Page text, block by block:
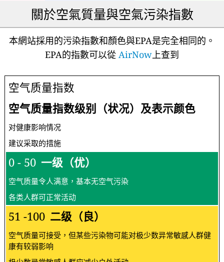
關於空氣質量與空氣污染指數
本網站採用的污染指數和顏色與EPA是完全相同的。
EPA的指數可以從 AirNow上查到
空气质量指数
空气质量指数级别（状况）及表示颜色
对健康影响情况
建议采取的措施
0 - 50 一级（优）
空气质量令人满意，基本无空气污染
各类人群可正常活动
51 -100 二级（良）
空气质量可接受，但某些污染物可能对极少数异常敏感人群健
康有较弱影响